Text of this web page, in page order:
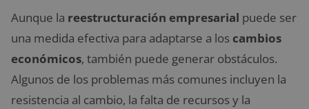
Aunque la reestructuración empresarial puede ser
una medida efectiva para adaptarse a los cambios
económicos, también puede generar obstáculos.
Algunos de los problemas más comunes incluyen la
resistencia al cambio, la falta de recursos y la